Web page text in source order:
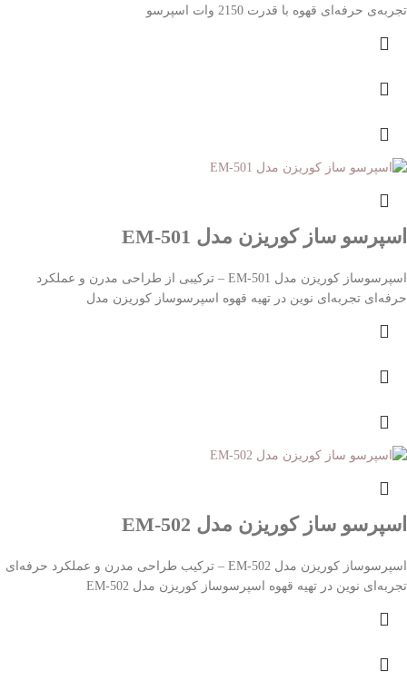
تجربه‌ی حرفه‌ای قهوه با قدرت 2150 وات اسپرسو
اسپرسو ساز کوریزن مدل EM-501
اسپرسوساز کوریزن مدل EM-501 – ترکیبی از طراحی مدرن و عملکرد
حرفه‌ای تجربه‌ای نوین در تهیه قهوه اسپرسوساز کوریزن مدل
اسپرسو ساز کوریزن مدل EM-502
اسپرسوساز کوریزن مدل EM-502 – ترکیب طراحی مدرن و عملکرد حرفه‌ای
تجربه‌ای نوین در تهیه قهوه اسپرسوساز کوریزن مدل EM-502